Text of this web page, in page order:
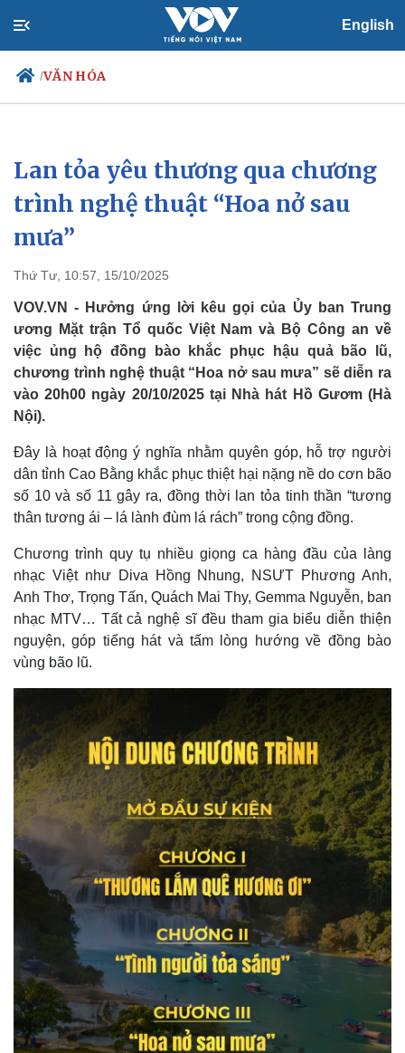
English
/VĂN HÓA
Chính trị
Đảng
Tổ chức nhân sự
Quốc hội
Xã hội
Tin 24h
Dự báo thời tiết
Lan tỏa yêu thương qua chương
trình nghệ thuật “Hoa nở sau
mưa”
Thứ Tư, 10:57, 15/10/2025
VOV.VN - Hưởng ứng lời kêu gọi của Ủy ban Trung
ương Mặt trận Tổ quốc Việt Nam và Bộ Công an về
việc ủng hộ đồng bào khắc phục hậu quả bão lũ,
chương trình nghệ thuật “Hoa nở sau mưa” sẽ diễn ra
vào 20h00 ngày 20/10/2025 tại Nhà hát Hồ Gươm (Hà
Nội).
Đây là hoạt động ý nghĩa nhằm quyên góp, hỗ trợ người
dân tỉnh Cao Bằng khắc phục thiệt hại nặng nề do cơn bão
số 10 và số 11 gây ra, đồng thời lan tỏa tinh thần “tương
thân tương ái – lá lành đùm lá rách” trong cộng đồng.
Chương trình quy tụ nhiều giọng ca hàng đầu của làng
nhạc Việt như Diva Hồng Nhung, NSƯT Phương Anh,
Anh Thơ, Trọng Tấn, Quách Mai Thy, Gemma Nguyễn, ban
nhạc MTV… Tất cả nghệ sĩ đều tham gia biểu diễn thiện
nguyện, góp tiếng hát và tấm lòng hướng về đồng bào
vùng bão lũ.